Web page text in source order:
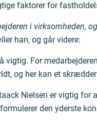
faktorer for
i virksomheden,
han, og går videre:
vigtig. For
og her kan et
Nielsen er vigtig for
den yderste